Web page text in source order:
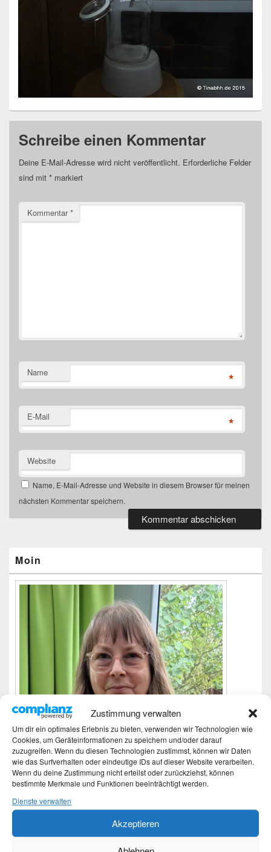
Zustimmung verwalten
Um dir ein optimales Erlebnis zu bieten, verwenden wir Technologien wie
Cookies, um Geräteinformationen zu speichern und/oder darauf
zuzugreifen. Wenn du diesen Technologien zustimmst, können wir Daten
wie das Surfverhalten oder eindeutige IDs auf dieser Website verarbeiten.
Wenn du deine Zustimmung nicht erteilst oder zurückziehst, können
bestimmte Merkmale und Funktionen beeinträchtigt werden.
Dienste verwalten
Akzeptieren
Schreibe einen Kommentar
Deine E-Mail-Adresse wird nicht veröffentlicht. Erforderliche Felder
sind mit * markiert
Kommentar*
Name *
E-Mail *
Website
Name, E-Mail-Adresse und Website in diesem Browser für meinen
nächsten Kommentar speichern.
Widgetbereich
Moin
Ich bin Martina und Autorin dieses Blogs.
Mehr Infos unter About me.